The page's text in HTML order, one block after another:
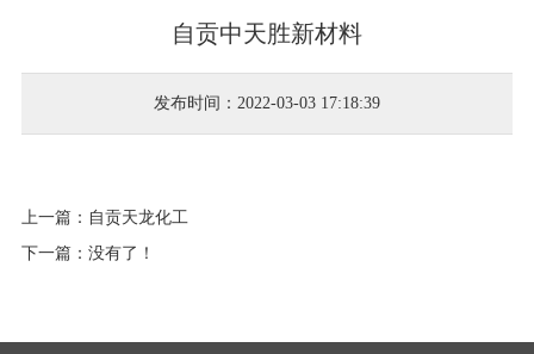
自贡中天胜新材料
发布时间：2022-03-03 17:18:39
上一篇： 自贡天龙化工
下一篇：没有了！